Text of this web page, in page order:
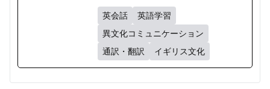
英会話
英語学習
異文化コミュニケーション
通訳・翻訳
イギリス文化